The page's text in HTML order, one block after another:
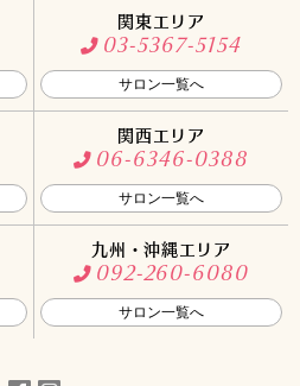
関東エリア
03-5367-5154
サロン一覧へ
関西エリア
06-6346-0388
サロン一覧へ
九州・沖縄エリア
092-260-6080
サロン一覧へ